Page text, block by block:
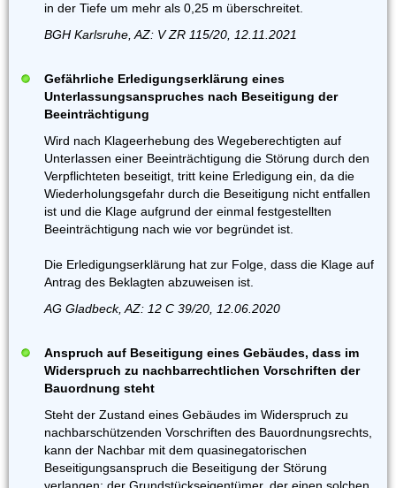
in der Tiefe um mehr als 0,25 m überschreitet.
BGH Karlsruhe, AZ: V ZR 115/20, 12.11.2021
Gefährliche Erledigungserklärung eines
Unterlassungsanspruches nach Beseitigung der
Beeinträchtigung
Wird nach Klageerhebung des Wegeberechtigten auf
Unterlassen einer Beeinträchtigung die Störung durch den
Verpflichteten beseitigt, tritt keine Erledigung ein, da die
Wiederholungsgefahr durch die Beseitigung nicht entfallen
ist und die Klage aufgrund der einmal festgestellten
Beeinträchtigung nach wie vor begründet ist.
Die Erledigungserklärung hat zur Folge, dass die Klage auf
Antrag des Beklagten abzuweisen ist.
AG Gladbeck, AZ: 12 C 39/20, 12.06.2020
Anspruch auf Beseitigung eines Gebäudes, dass im
Widerspruch zu nachbarrechtlichen Vorschriften der
Bauordnung steht
Steht der Zustand eines Gebäudes im Widerspruch zu
nachbarschützenden Vorschriften des Bauordnungsrechts,
kann der Nachbar mit dem quasinegatorischen
Beseitigungsanspruch die Beseitigung der Störung